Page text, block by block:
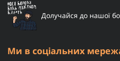
Долучайся до нашої
Ми в соціальних